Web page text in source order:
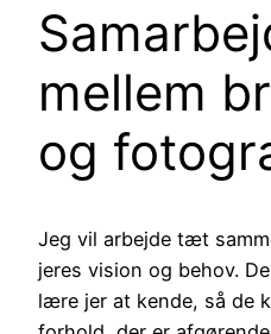
mellem
og
Jeg vil arbejde tæt
jeres vision og behov.
lære jer at kende, så de